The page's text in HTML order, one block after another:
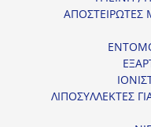
ΑΠΟΣΤΕΙΡΩΤΕΣ
ΛΙΠΟΣΥΛΛΕΚΤΕΣ